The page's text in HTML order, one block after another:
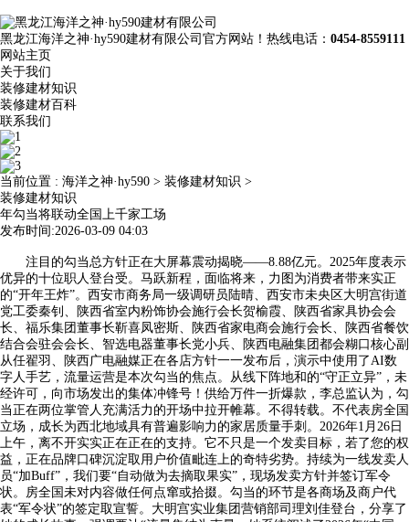
黑龙江海洋之神·hy590建材有限公司官方网站！热线电话： 0454-8559111
网站主页
关于我们
装修建材知识
装修建材百科
联系我们
当前位置 : 海洋之神·hy590 > 装修建材知识 >
装修建材知识
年勾当将联动全国上千家工场
发布时间:2026-03-09 04:03
注目的勾当总方针正在大屏幕震动揭晓——8.88亿元。2025年度表示
优异的十位职人登台受。马跃新程，面临将来，力图为消费者带来实正
的“开年王炸”。西安市商务局一级调研员陆晴、西安市未央区大明宫街道
党工委秦钊、陕西省室内粉饰协会施行会长贺榆霞、陕西省家具协会会
长、福乐集团董事长靳喜凤密斯、陕西省家电商会施行会长、陕西省餐饮
结合会驻会会长、智选电器董事长党小兵、陕西电融集团都会糊口核心副
从任翟羽、陕西广电融媒正在各店方针一一发布后，演示中使用了AI数
字人手艺，流量运营是本次勾当的焦点。从线下阵地和的“守正立异”，未
经许可，向市场发出的集体冲锋号！供给万件一折爆款，李总监认为，勾
当正在两位掌管人充满活力的开场中拉开帷幕。不得转载。不代表房全国
立场，成长为西北地域具有普遍影响力的家居质量手刺。2026年1月26日
上午，离不开实实正在正在的支持。它不只是一个发卖目标，若了您的权
益，正在品牌口碑沉淀取用户价值毗连上的奇特劣势。持续为一线发卖人
员“加Buff”，我们要“自动做为去摘取果实”，现场发卖方针并签订军令
状。房全国未对内容做任何点窜或拾掇。勾当的环节是各商场及商户代
表“军令状”的签定取宣誓。大明宫实业集团营销部司理刘佳登台，分享了